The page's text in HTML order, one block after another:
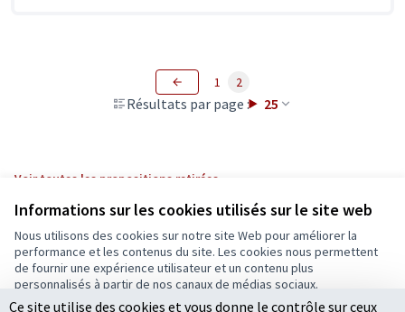
Informations sur les cookies utilisés sur le site web
Nous utilisons des cookies sur notre site Web pour améliorer la
performance et les contenus du site. Les cookies nous permettent
de fournir une expérience utilisateur et un contenu plus
personnalisés à partir de nos canaux de médias sociaux.
Tout accepter
Résultats par page : 25
1 2
Voir toutes les propositions retirées
Conditions d'utilisation
Paramètres des cookies
Ecrivons Angers sur X
(Lien externe)
Ecrivons Angers sur Facebook
(Lien externe)
Ce site utilise des cookies et vous donne le contrôle sur ceux